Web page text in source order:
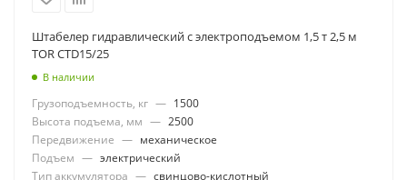
Штабелер гидравлический с электроподъемом 1,5 т 2,5 м
TOR CTD15/25
В наличии
Грузоподъемность, кг — 1500
Высота подъема, мм — 2500
Передвижение — механическое
Подъем — электрический
Тип аккумулятора — свинцово-кислотный